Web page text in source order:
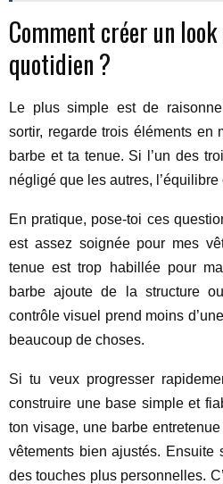
Comment créer un
quotidien ?
Le plus simple est de
sortir, regarde trois éléments en
barbe et ta tenue. Si l’un des
négligé que les autres, l’équilibre
En pratique, pose-toi ces
est assez soignée pour mes
tenue est trop habillée pour
barbe ajoute de la structure
contrôle visuel prend moins
beaucoup de choses.
Si tu veux progresser
construire une base simple et
ton visage, une barbe
vêtements bien ajustés. Ensuite
des touches plus personnelles.